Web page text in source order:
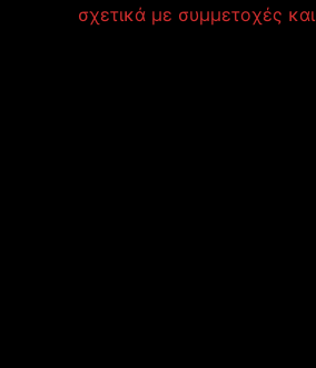
σχετικά με συμμετοχές